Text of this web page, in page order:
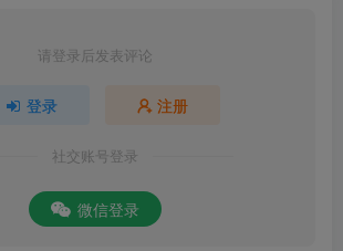
请登录后发表评论
登录 注册
社交账号登录
微信登录